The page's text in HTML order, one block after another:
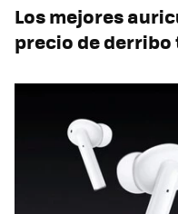
Los mejores
precio de